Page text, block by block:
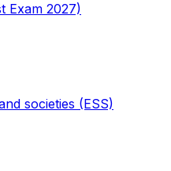
Exam 2027)
societies (ESS)